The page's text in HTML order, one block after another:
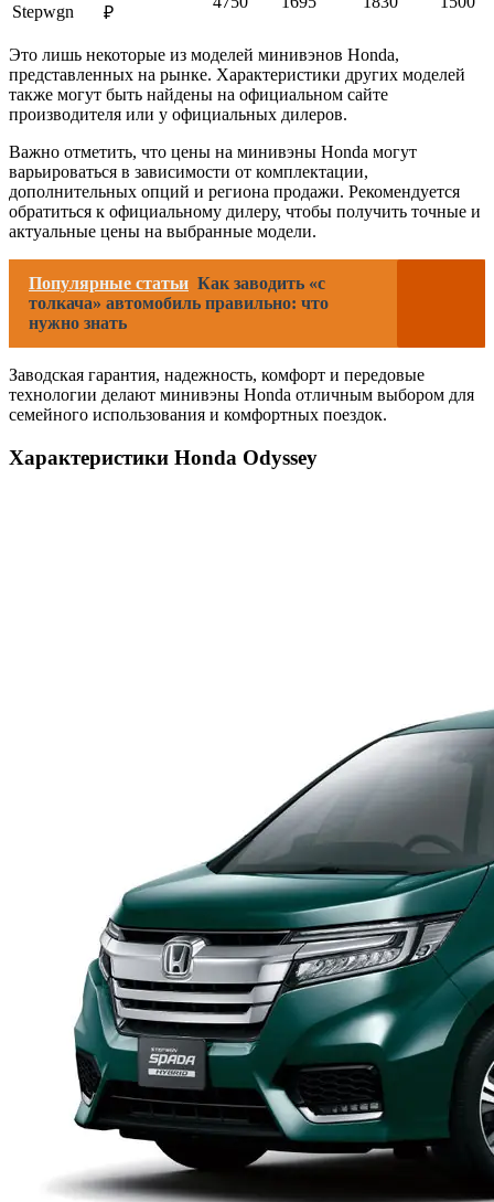
Stepwgn
₽
Это лишь некоторые из моделей минивэнов Honda,
представленных на рынке. Характеристики других моделей
также могут быть найдены на официальном сайте
производителя или у официальных дилеров.
Важно отметить, что цены на минивэны Honda могут
варьироваться в зависимости от комплектации,
дополнительных опций и региона продажи. Рекомендуется
обратиться к официальному дилеру, чтобы получить точные и
актуальные цены на выбранные модели.
Популярные статьи Как заводить «с
толкача» автомобиль правильно: что
нужно знать
Заводская гарантия, надежность, комфорт и передовые
технологии делают минивэны Honda отличным выбором для
семейного использования и комфортных поездок.
Характеристики Honda Odyssey